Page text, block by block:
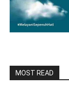
MOST READ